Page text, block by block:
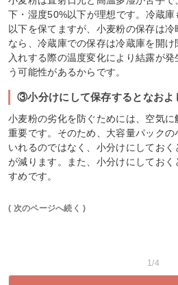
下・湿度50%以下が理想です。冷蔵
以下を保てますが、小麦粉の保存は
なら、冷蔵庫での保存は冷蔵庫を開
入れする際の温度変化により結露が
う可能性があるからです。
③小分けにして保存するとなおよ
小麦粉の劣化を防ぐためには、空気に
重要です。そのため、大容量パック
いれるのではなく、小分けにしてお
が減ります。また、小分けにしてお
すめです。
( 次のページへ続く )
1/4